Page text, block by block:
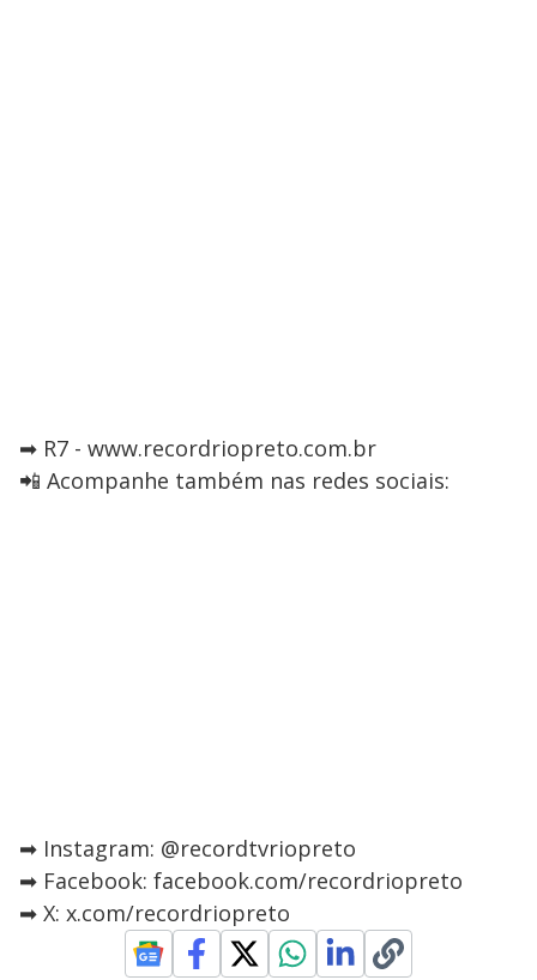
➡ R7 - www.recordriopreto.com.br
📲 Acompanhe também nas redes sociais:
➡ Instagram: @recordtvriopreto
➡ Facebook: facebook.com/recordriopreto
➡ X: x.com/recordriopreto